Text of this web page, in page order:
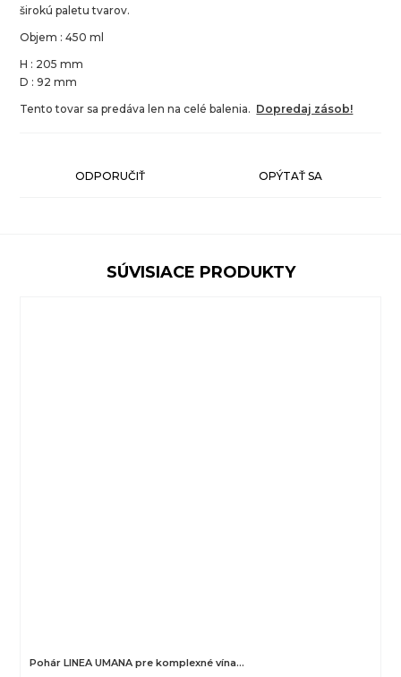
širokú paletu tvarov.
Objem : 450 ml
H : 205 mm
D : 92 mm
Tento tovar sa predáva len na celé balenia. Dopredaj zásob!
ODPORUČIŤ OPÝTAŤ SA
SÚVISIACE PRODUKTY
Pohár LINEA UMANA pre komplexné vína…